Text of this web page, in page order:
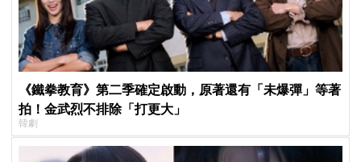
《鐵拳教育》第二季確定啟動，原著還有「未爆彈」等著
拍！金武烈不排除「打更大」
韓劇